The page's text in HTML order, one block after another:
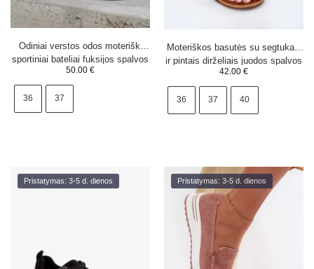
Odiniai verstos odos moteriški
sportiniai bateliai fuksijos spalvos
Bemela
50.00 €
36 37
Moteriškos basutės su segtukais
ir pintais dirželiais juodos spalvos
Nusoreth
42.00 €
36 37 40
Pristatymas: 3-5 d. dienos Pristatymas: 3-5 d. dienos